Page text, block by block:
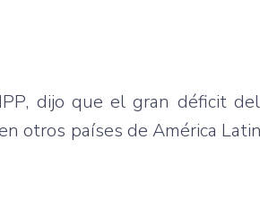
dijo que el gran déficit
otros países de América